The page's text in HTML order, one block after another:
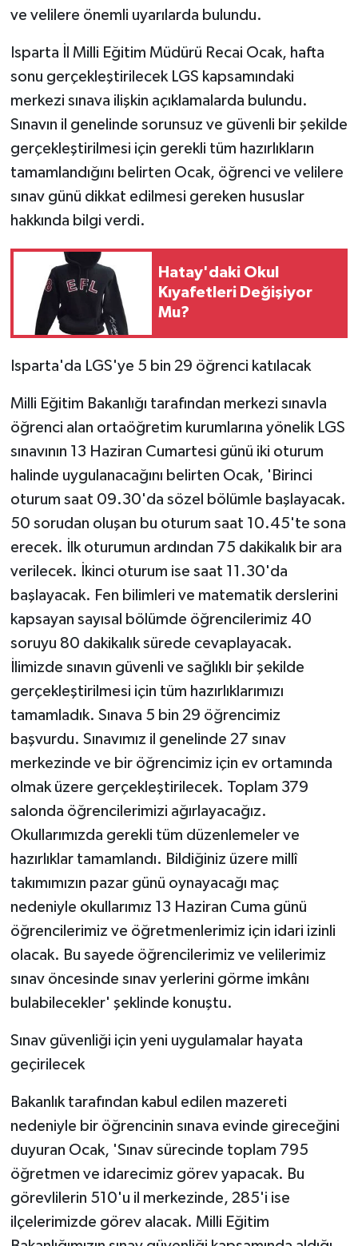
ve velilere önemli uyarılarda bulundu.
Isparta İl Milli Eğitim Müdürü Recai Ocak, hafta
sonu gerçekleştirilecek LGS kapsamındaki
merkezi sınava ilişkin açıklamalarda bulundu.
Sınavın il genelinde sorunsuz ve güvenli bir şekilde
gerçekleştirilmesi için gerekli tüm hazırlıkların
tamamlandığını belirten Ocak, öğrenci ve velilere
sınav günü dikkat edilmesi gereken hususlar
hakkında bilgi verdi.
Hatay'daki Okul
Kıyafetleri Değişiyor
Mu?
Isparta'da LGS'ye 5 bin 29 öğrenci katılacak
Milli Eğitim Bakanlığı tarafından merkezi sınavla
öğrenci alan ortaöğretim kurumlarına yönelik LGS
sınavının 13 Haziran Cumartesi günü iki oturum
halinde uygulanacağını belirten Ocak, 'Birinci
oturum saat 09.30'da sözel bölümle başlayacak.
50 sorudan oluşan bu oturum saat 10.45'te sona
erecek. İlk oturumun ardından 75 dakikalık bir ara
verilecek. İkinci oturum ise saat 11.30'da
başlayacak. Fen bilimleri ve matematik derslerini
kapsayan sayısal bölümde öğrencilerimiz 40
soruyu 80 dakikalık sürede cevaplayacak.
İlimizde sınavın güvenli ve sağlıklı bir şekilde
gerçekleştirilmesi için tüm hazırlıklarımızı
tamamladık. Sınava 5 bin 29 öğrencimiz
başvurdu. Sınavımız il genelinde 27 sınav
merkezinde ve bir öğrencimiz için ev ortamında
olmak üzere gerçekleştirilecek. Toplam 379
salonda öğrencilerimizi ağırlayacağız.
Okullarımızda gerekli tüm düzenlemeler ve
hazırlıklar tamamlandı. Bildiğiniz üzere millî
takımımızın pazar günü oynayacağı maç
nedeniyle okullarımız 13 Haziran Cuma günü
öğrencilerimiz ve öğretmenlerimiz için idari izinli
olacak. Bu sayede öğrencilerimiz ve velilerimiz
sınav öncesinde sınav yerlerini görme imkânı
bulabilecekler' şeklinde konuştu.
Sınav güvenliği için yeni uygulamalar hayata
geçirilecek
Bakanlık tarafından kabul edilen mazereti
nedeniyle bir öğrencinin sınava evinde gireceğini
duyuran Ocak, 'Sınav sürecinde toplam 795
öğretmen ve idarecimiz görev yapacak. Bu
görevlilerin 510'u il merkezinde, 285'i ise
ilçelerimizde görev alacak. Milli Eğitim